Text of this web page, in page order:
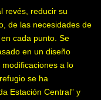
revés, reducir su
de las nece­sidades de
cada punto. Se
en un diseño
a lo
se ha
Estación Central” y